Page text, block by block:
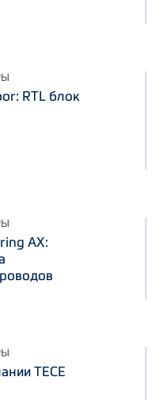
RTL блок
AX:
ТЕСЕ